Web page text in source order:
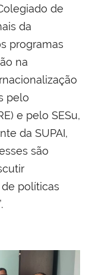
de
da
programas
na
pelo
e pelo SESu,
da SUPAI,
são
políticas